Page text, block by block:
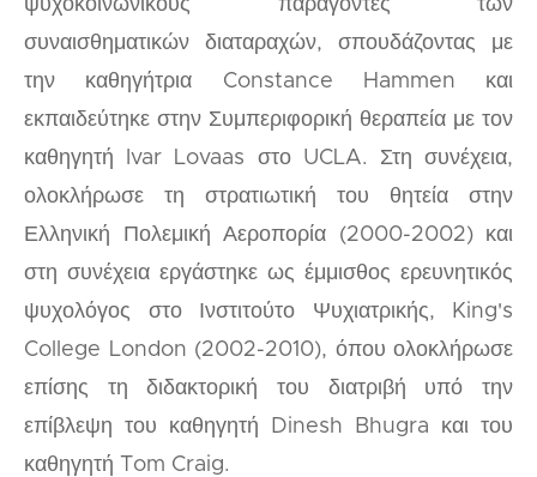
συναισθηματικών διαταραχών, σπουδάζοντας με
την καθηγήτρια Constance Hammen και
εκπαιδεύτηκε στην Συμπεριφορική θεραπεία με τον
καθηγητή Ivar Lovaas στο UCLA. Στη συνέχεια,
ολοκλήρωσε τη στρατιωτική του θητεία στην
Ελληνική Πολεμική Αεροπορία (2000-2002) και
στη συνέχεια εργάστηκε ως έμμισθος ερευνητικός
ψυχολόγος στο Ινστιτούτο Ψυχιατρικής, King's
College London (2002-2010), όπου ολοκλήρωσε
επίσης τη διδακτορική του διατριβή υπό την
επίβλεψη του καθηγητή Dinesh Bhugra και του
καθηγητή Tom Craig.